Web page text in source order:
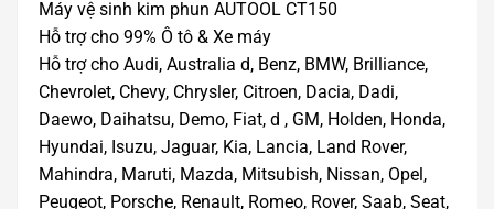
Máy vệ sinh kim phun AUTOOL CT150
Hỗ trợ cho 99% Ô tô & Xe máy
Hỗ trợ cho Audi, Australia d, Benz, BMW, Brilliance,
Chevrolet, Chevy, Chrysler, Citroen, Dacia, Dadi,
Daewo, Daihatsu, Demo, Fiat, d , GM, Holden, Honda,
Hyundai, Isuzu, Jaguar, Kia, Lancia, Land Rover,
Mahindra, Maruti, Mazda, Mitsubish, Nissan, Opel,
Peugeot, Porsche, Renault, Romeo, Rover, Saab, Seat,